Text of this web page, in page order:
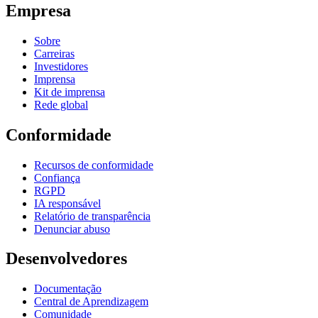
Empresa
Sobre
Carreiras
Investidores
Imprensa
Kit de imprensa
Rede global
Conformidade
Recursos de conformidade
Confiança
RGPD
IA responsável
Relatório de transparência
Denunciar abuso
Desenvolvedores
Documentação
Central de Aprendizagem
Comunidade